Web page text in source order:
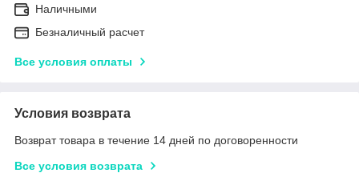
Наличными
Безналичный расчет
Все условия оплаты
Условия возврата
Возврат товара в течение 14 дней по договоренности
Все условия возврата